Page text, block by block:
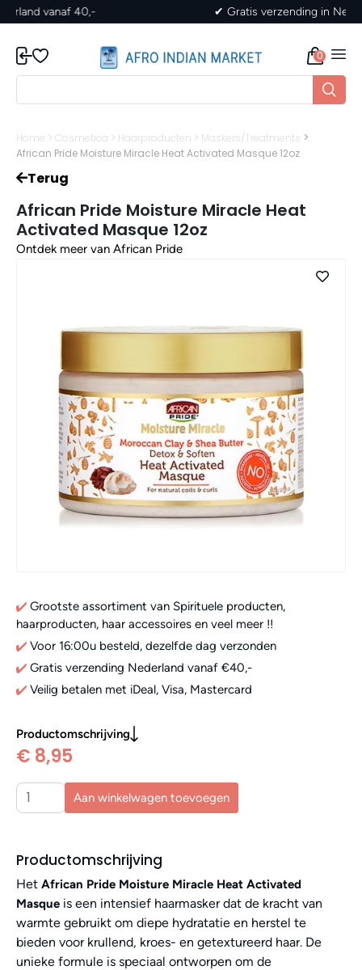
✔ Gratis verzending in Nederland vanaf 40,-
0
Home > Cosmetica > Haarproducten > Maskers/Treatments >
African Pride Moisture Miracle Heat Activated Masque 12oz
Terug
African Pride Moisture Miracle Heat
Activated Masque 12oz
Ontdek meer van African Pride
Grootste assortiment van Spirituele producten,
haarproducten, haar accessoires en veel meer !!
Voor 16:00u besteld, dezelfde dag verzonden
Gratis verzending Nederland vanaf €40,-
Veilig betalen met iDeal, Visa, Mastercard
Productomschrijving
€ 8,95
Aan winkelwagen toevoegen
Productomschrijving
Het African Pride Moisture Miracle Heat Activated
Masque is een intensief haarmasker dat de kracht van
warmte gebruikt om diepe hydratatie en herstel te
bieden voor krullend, kroes- en getextureerd haar. De
unieke formule is speciaal ontworpen om de